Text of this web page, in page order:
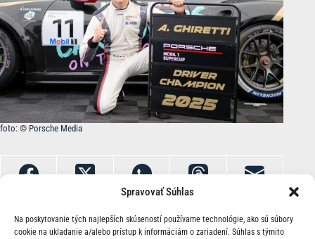
Spravovať Súhlas
Na poskytovanie tých najlepších skúseností používame technológie, ako sú súbory
cookie na ukladanie a/alebo prístup k informáciám o zariadení. Súhlas s týmito
foto: © Porsche Media